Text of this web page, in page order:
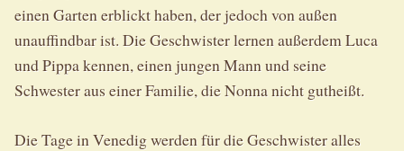
einen Garten erblickt haben, der jedoch von außen
unauffindbar ist. Die Geschwister lernen außerdem Luca
und Pippa kennen, einen jungen Mann und seine
Schwester aus einer Familie, die Nonna nicht gutheißt.
Die Tage in Venedig werden für die Geschwister alles